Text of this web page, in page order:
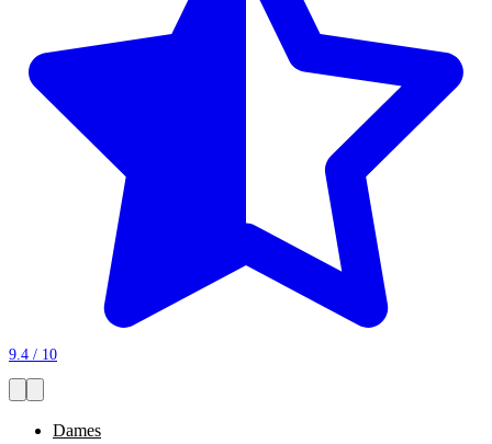
9.4 / 10
Dames